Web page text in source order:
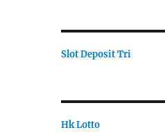
Slot Deposit Tri
Hk Lotto